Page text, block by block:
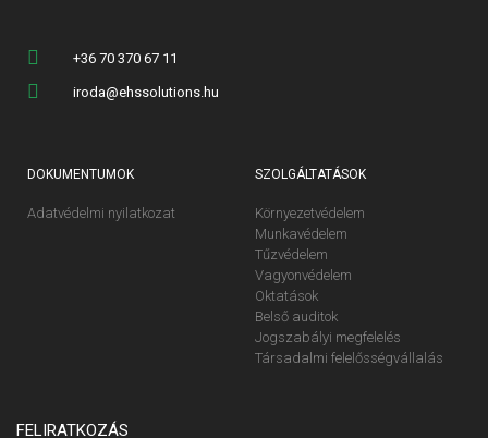
+36 70 370 67 11
iroda@ehssolutions.hu
DOKUMENTUMOK
Adatvédelmi nyilatkozat
SZOLGÁLTATÁSOK
Környezetvédelem
Munkavédelem
Tűzvédelem
Vagyonvédelem
Oktatások
Belső auditok
Jogszabályi megfelelés
Társadalmi felelősségvállalás
FELIRATKOZÁS